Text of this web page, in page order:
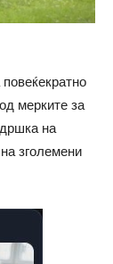
мерките за
на
зголемени